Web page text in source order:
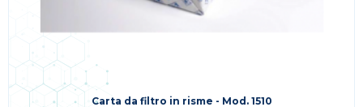
Carta da filtro in risme - Mod. 1510